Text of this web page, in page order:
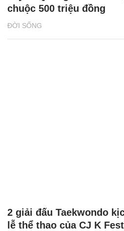
ĐỜI SỐNG
chuộc 500 triệu đồng
2 giải đấu Taekwondo
lễ thể thao của CJ K